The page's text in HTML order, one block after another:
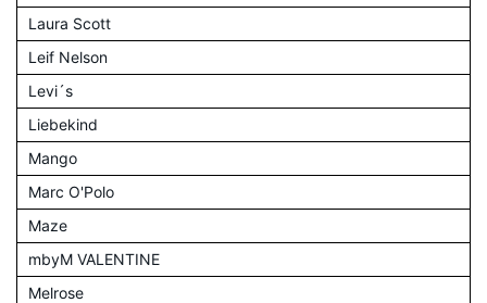
Laura Scott
Leif Nelson
Levi´s
Liebekind
Mango
Marc O'Polo
Maze
mbyM VALENTINE
Melrose